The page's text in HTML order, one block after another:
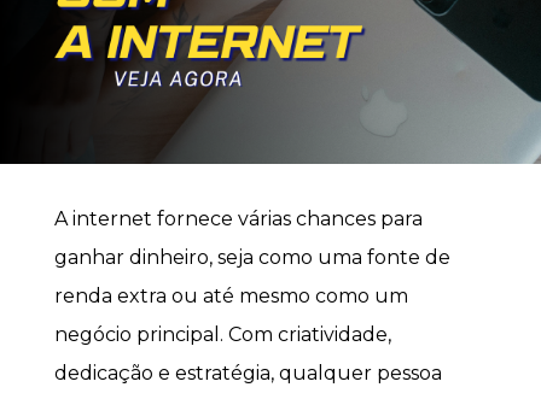
A internet fornece várias chances para
ganhar dinheiro, seja como uma fonte de
renda extra ou até mesmo como um
negócio principal. Com criatividade,
dedicação e estratégia, qualquer pessoa